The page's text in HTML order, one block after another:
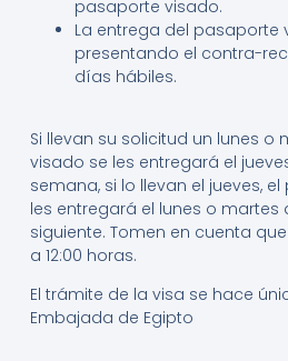
pasaporte visado.
La entrega del pasaporte
presentando el contra-
días hábiles.
Si llevan su solicitud un lunes o
visado se les entregará el
semana, si lo llevan el jueves,
les entregará el lunes o martes
siguiente. Tomen en cuenta
a 12:00 horas.
El trámite de la visa se hace
Embajada de Egipto